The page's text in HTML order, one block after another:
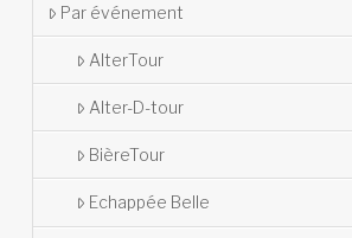
Par événement
AlterTour
Alter-D-tour
BièreTour
Echappée Belle